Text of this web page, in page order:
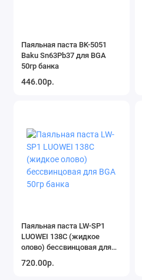
Паяльная паста BK-5051
Baku Sn63Pb37 для BGA
50гр банка
446.00р.
Паяльная паста LW-SP1
LUOWEI 138C (жидкое
олово) бессвинцовая для
720.00р.